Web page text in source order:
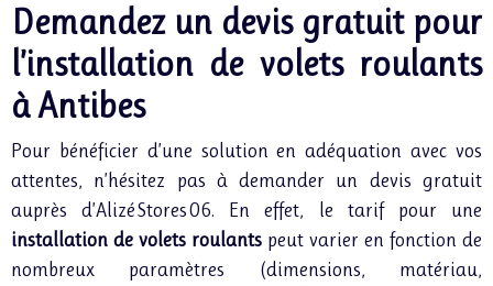
Demandez un devis gratuit pour
l’installation de volets roulants
à Antibes
Pour bénéficier d’une solution en adéquation avec vos
attentes, n’hésitez pas à demander un devis gratuit
auprès d’Alizé Stores 06. En effet, le tarif pour une
installation de volets roulants peut varier en fonction de
nombreux paramètres (dimensions, matériau,